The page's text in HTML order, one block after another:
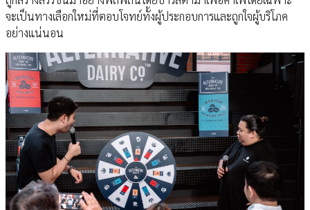
จะเป็นทางเลือกใหม่ที่ตอบโจทย์ทั้งผู้ประกอบการและถูกใจผู้บริโภค
อย่างแน่นอน